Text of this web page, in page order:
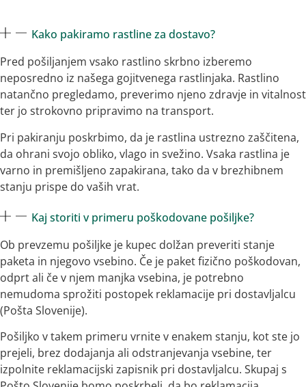
Kako pakiramo rastline za dostavo?
Pred pošiljanjem vsako rastlino skrbno izberemo
neposredno iz našega gojitvenega rastlinjaka. Rastlino
natančno pregledamo, preverimo njeno zdravje in vitalnost
ter jo strokovno pripravimo na transport.
Pri pakiranju poskrbimo, da je rastlina ustrezno zaščitena,
da ohrani svojo obliko, vlago in svežino. Vsaka rastlina je
varno in premišljeno zapakirana, tako da v brezhibnem
stanju prispe do vaših vrat.
Kaj storiti v primeru poškodovane pošiljke?
Ob prevzemu pošiljke je kupec dolžan preveriti stanje
paketa in njegovo vsebino. Če je paket fizično poškodovan,
odprt ali če v njem manjka vsebina, je potrebno
nemudoma sprožiti postopek reklamacije pri dostavljalcu
(Pošta Slovenije).
Pošiljko v takem primeru vrnite v enakem stanju, kot ste jo
prejeli, brez dodajanja ali odstranjevanja vsebine, ter
izpolnite reklamacijski zapisnik pri dostavljalcu. Skupaj s